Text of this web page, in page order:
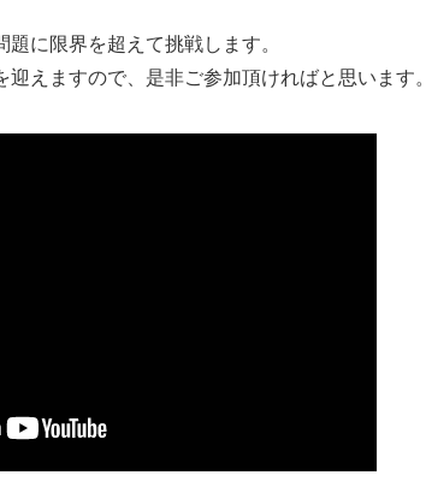
に限界を超えて挑戦します。
えますので、是非ご参加頂ければと思います。